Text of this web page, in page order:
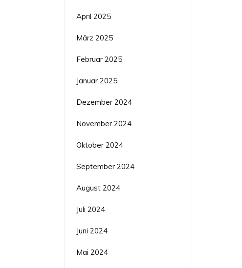
April 2025
März 2025
Februar 2025
Januar 2025
Dezember 2024
November 2024
Oktober 2024
September 2024
August 2024
Juli 2024
Juni 2024
Mai 2024